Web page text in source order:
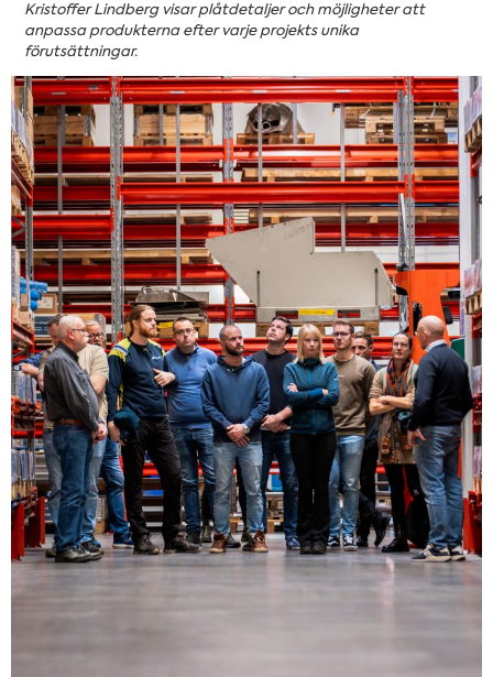
Kristoffer Lindberg visar plåtdetaljer och möjligheter att
anpassa produkterna efter varje projekts unika
förutsättningar.